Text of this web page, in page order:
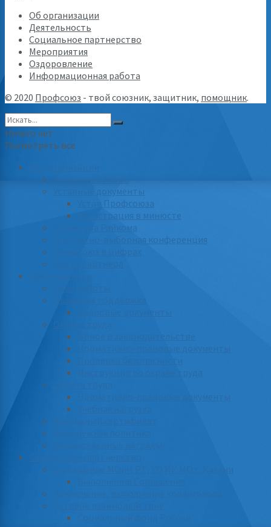
Об организации
Деятельность
Социальное партнерство
Мероприятия
Оздоровление
Информационная работа
© 2020 Профсоюз - твой союзник, защитник, помощник.
Ничего нет
Посмотреть все
Уставные документы
Устав Профсоюза
Регистрация в минюсте
Структура Райкома
IV отчетно-выборная конференция
Профсоюз в цифрах
Правовая поддержка
Кадровые документы
Новое в законодательстве
Нормативно-правовые документы
Проверка безопасности
Инструкции по охране труда
Нормативно-правовые документы
Соглашение МОиН РТ, УО ИК МО г. Казани